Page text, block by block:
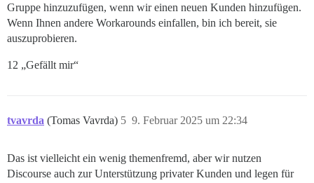
Gruppe hinzuzufügen, wenn wir einen neuen Kunden hinzufügen.
Wenn Ihnen andere Workarounds einfallen, bin ich bereit, sie
auszuprobieren.
12 „Gefällt mir“
tvavrda (Tomas Vavrda) 9. Februar 2025 um 22:34
5
Das ist vielleicht ein wenig themenfremd, aber wir nutzen
Discourse auch zur Unterstützung privater Kunden und legen für